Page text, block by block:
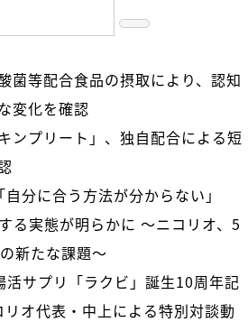
検
等配合食品の摂取により、認知
変化を確認
ンプリート」、独自配合による短
分に合う方法が分からない」
る実態が明らかに 〜ニコリオ、5
新たな課題〜
サプリ「ラクビ」誕生10周年記
オ代表・中上による特別対談動